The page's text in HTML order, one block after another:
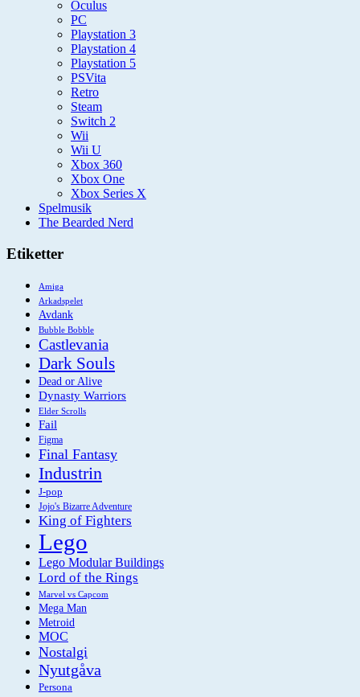
Oculus
PC
Playstation 3
Playstation 4
Playstation 5
PSVita
Retro
Steam
Switch 2
Wii
Wii U
Xbox 360
Xbox One
Xbox Series X
Spelmusik
The Bearded Nerd
Etiketter
Amiga
Arkadspelet
Avdank
Bubble Bobble
Castlevania
Dark Souls
Dead or Alive
Dynasty Warriors
Elder Scrolls
Fail
Figma
Final Fantasy
Industrin
J-pop
Jojo's Bizarre Adventure
King of Fighters
Lego
Lego Modular Buildings
Lord of the Rings
Marvel vs Capcom
Mega Man
Metroid
MOC
Nostalgi
Nyutgåva
Persona